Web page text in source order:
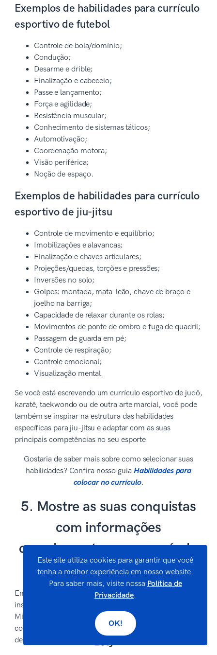
Exemplos de habilidades para currículo
esportivo de futebol
Controle de bola/domínio;
Condução;
Desarme e drible;
Finalização e cabeceio;
Passe e lançamento;
Força e agilidade;
Resistência muscular;
Conhecimento de sistemas táticos;
Automotivação;
Coordenação motora;
Visão periférica;
Noção de espaço.
Exemplos de habilidades para currículo
esportivo de jiu-jitsu
Controle de movimento e equilíbrio;
Imobilizações e alavancas;
Finalização e chaves articulares;
Projeções/quedas, torções e pressões;
Inversões no solo;
Golpes: montada, mata-leão, chave de braço e
joelho na barriga;
Capacidade de relaxar durante os rolas;
Movimentos de ponte de ombro e fuga de quadril;
Passagem de guarda em pé;
Controle de respiração;
Controle emocional;
Visualização mental.
Se você está escrevendo um currículo esportivo de judô,
karatê, taekwondo ou de outra arte marcial, você pode
também se inspirar na estrutura das habilidades
específicas para jiu-jitsu e adaptar com as suas
principais competências no seu esporte.
Gostaria de saber mais sobre como selecionar suas
habilidades? Confira nosso guia Habilidades para
colocar no currículo.
5. Mostre as suas conquistas
com informações
complementares no currículo
esportivo
Em 2023, a Bolsa Atleta bateu recorde histórico
inscrições. Enquanto o interesse nessa política do
Ministério da Saúde é um fator positivo, o aumento da
concorrência implica que você precisa cada vez mais se
destacar.
Este site utiliza cookies para garantir que você
tenha a melhor experiência em nosso website.
Para saber mais, visite nossa Política de
Privacidade.
OK!